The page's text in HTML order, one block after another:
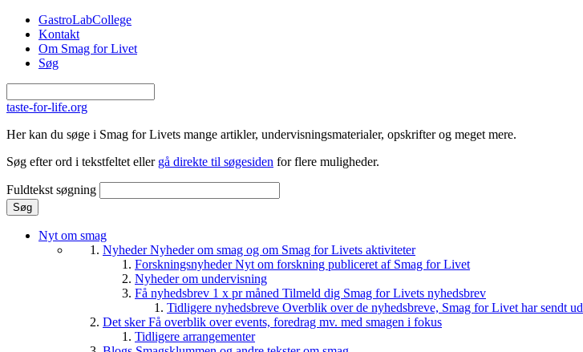
Gå til hovedindhold
GastroLabCollege
Kontakt
Om Smag for Livet
Søg
taste-for-life.org
Her kan du søge i Smag for Livets mange artikler, undervisningsmaterialer, opskrifter og meget mere.
Søg efter ord i tekstfeltet eller gå direkte til søgesiden for flere muligheder.
Fuldtekst søgning
Nyt om smag
NyhederNyheder om smag og om Smag for Livets aktiviteter
ForskningsnyhederNyt om forskning publiceret af Smag for Livet
Nyheder om undervisning
Få nyhedsbrev 1 x pr måned Tilmeld dig Smag for Livets nyhedsbrev
Tidligere nyhedsbreve Overblik over de nyhedsbreve, Smag for Livet har sendt ud
Det skerFå overblik over events, foredrag mv. med smagen i fokus
Tidligere arrangementer